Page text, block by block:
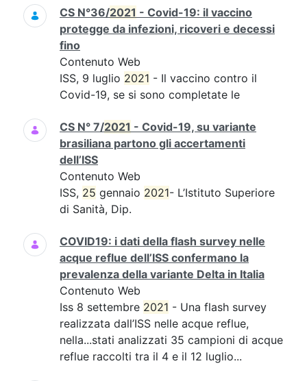
CS N°36/2021 - Covid-19: il vaccino
protegge da infezioni, ricoveri e decessi
fino
Contenuto Web
ISS, 9 luglio 2021 - Il vaccino contro il
Covid-19, se si sono completate le
CS N° 7/2021 - Covid-19, su variante
brasiliana partono gli accertamenti
dell’ISS
Contenuto Web
ISS, 25 gennaio 2021- L’Istituto Superiore
di Sanità, Dip.
COVID19: i dati della flash survey nelle
acque reflue dell’ISS confermano la
prevalenza della variante Delta in Italia
Contenuto Web
Iss 8 settembre 2021 - Una flash survey
realizzata dall’ISS nelle acque reflue,
nella...stati analizzati 35 campioni di acque
reflue raccolti tra il 4 e il 12 luglio...